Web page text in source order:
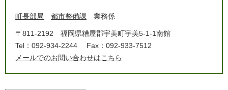
町長部局 都市整備課 業務係
〒811-2192
福岡県糟屋郡宇美町宇美5-1-1南館
Tel：092-934-2244
Fax：092-933-7512
メールでのお問い合わせはこちら